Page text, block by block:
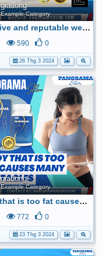
giadong
Example Category
Effective and reputable weight loss with Panoramaslim
590 0
26 Thg 3 2024
giadong
Example Category
Body that is too fat causes many obstacles
772 0
23 Thg 3 2024